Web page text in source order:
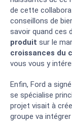
BROKER
de cette
conseillons de
savoir quand ces
produit sur le
croissances du
vous vous y
Enfin, Ford a
se spécialise
projet visait à
groupe va